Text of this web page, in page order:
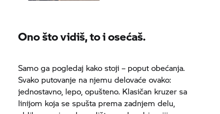
Ono što vidiš, to i osećaš.
Samo ga pogledaj kako stoji – poput obećanja.
Svako putovanje na njemu delovaće ovako:
jednostavno, lepo, opušteno. Klasičan kruzer sa
linijom koja se spušta prema zadnjem delu,